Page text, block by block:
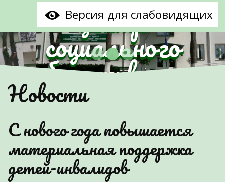
Версия для слабовидящих
центр
социального
обслуживания
населения
Партизанского
района г.Минска"
Предыдущий
Новости
С нового года повышается
материальная поддержка
детей-инвалидов